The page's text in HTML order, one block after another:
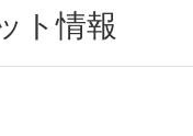
ト情報